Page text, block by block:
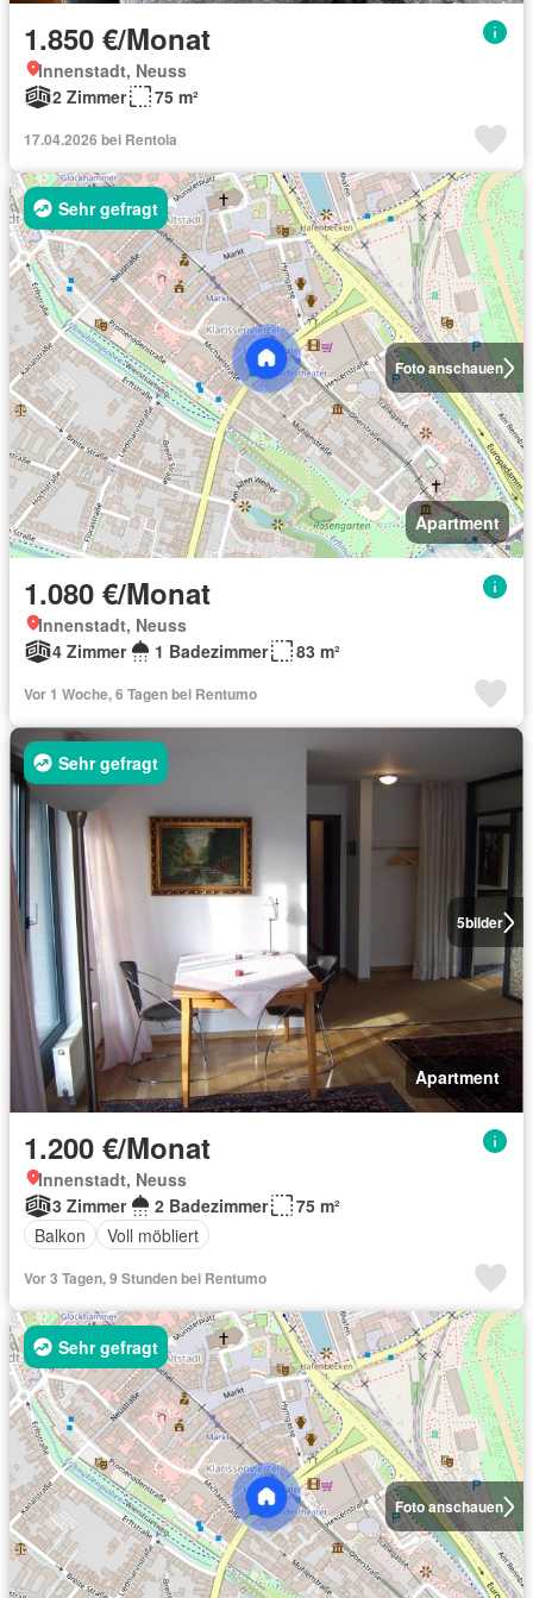
1.850 €/Monat
Innenstadt, Neuss
2 Zimmer
75 m²
17.04.2026 bei Rentola
Foto anschauen
Sehr gefragt
Apartment
1.080 €/Monat
Innenstadt, Neuss
4 Zimmer
1 Badezimmer 83 m²
Vor 1 Woche, 6 Tagen bei Rentumo
5bilder
Sehr gefragt
Apartment
1.200 €/Monat
Innenstadt, Neuss
3 Zimmer
2 Badezimmer
75 m²
Balkon
Voll möbliert
Vor 3 Tagen, 9 Stunden bei Rentumo
Foto anschauen
Sehr gefragt